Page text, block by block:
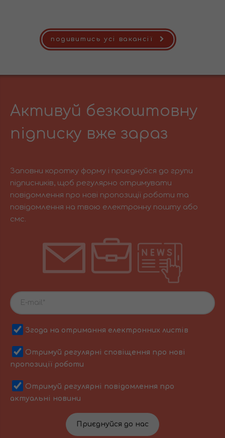
подивитись усі вакансії
Активуй безкоштовну
підписку вже зараз
Заповни коротку форму і приєднуйся до групи
підписників, щоб регулярно отримувати
повідомлення про нові пропозиції роботи та
повідомлення на твою електронну пошту або
смс.
Згода на отримання електронних листів
Отримуй регулярні сповіщення про нові
пропозиції роботи
Отримуй регулярні повідомлення про
актуальні новини
Приєднуйся до нас